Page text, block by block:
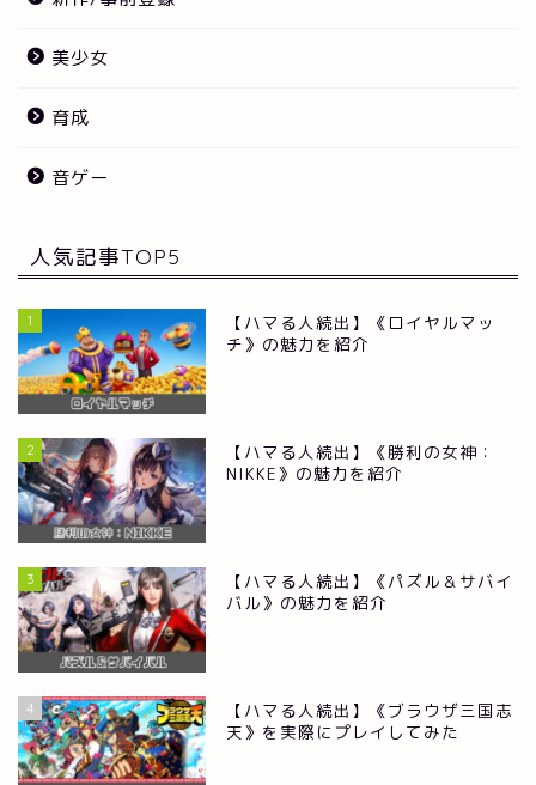
美少女
育成
音ゲー
人気記事TOP5
1
【ハマる人続出】《ロイヤルマッ
チ》の魅力を紹介
2
【ハマる人続出】《勝利の女神：
NIKKE》の魅力を紹介
3
【ハマる人続出】《パズル＆サバイ
バル》の魅力を紹介
4
【ハマる人続出】《ブラウザ三国志
天》を実際にプレイしてみた
ストラテジー